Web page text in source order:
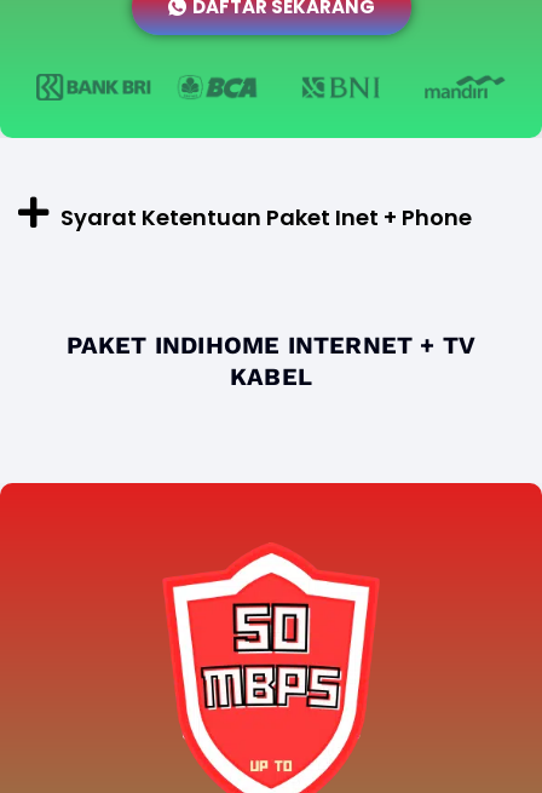
DAFTAR SEKARANG
Syarat Ketentuan Paket Inet + Phone
PAKET INDIHOME INTERNET + TV
KABEL